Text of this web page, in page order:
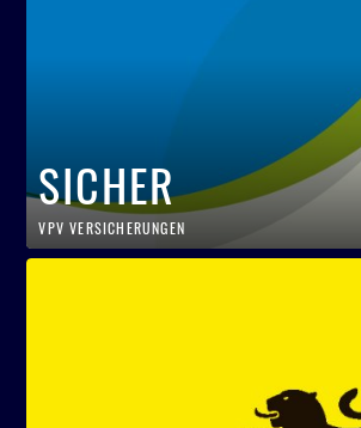
SICHER
VPV VERSICHERUNGEN